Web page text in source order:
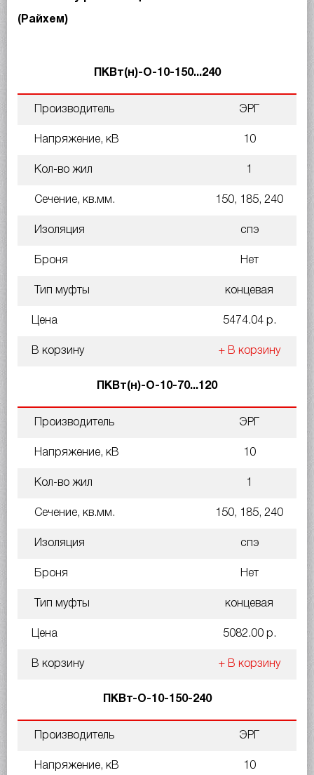
(Райхем)
ПКВт(н)-О-10-150...240
Производитель ЭРГ
Напряжение, кВ 10
Кол-во жил 1
Сечение, кв.мм. 150, 185, 240
Изоляция спэ
Броня Нет
Тип муфты концевая
Цена 5474.04 р.
В корзину + В корзину
ПКВт(н)-О-10-70...120
Производитель ЭРГ
Напряжение, кВ 10
Кол-во жил 1
Сечение, кв.мм. 150, 185, 240
Изоляция спэ
Броня Нет
Тип муфты концевая
Цена 5082.00 р.
В корзину + В корзину
ПКВт-О-10-150-240
Производитель ЭРГ
Напряжение, кВ 10